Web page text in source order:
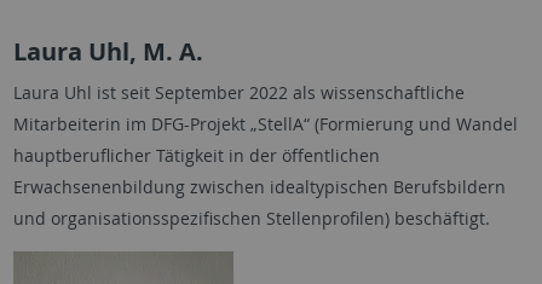
Laura Uhl, M. A.
Laura Uhl ist seit September 2022 als wissenschaftliche
Mitarbeiterin im DFG-Projekt „StellA“ (Formierung und Wandel
hauptberuflicher Tätigkeit in der öffentlichen
Erwachsenenbildung zwischen idealtypischen Berufsbildern
und organisationsspezifischen Stellenprofilen) beschäftigt.